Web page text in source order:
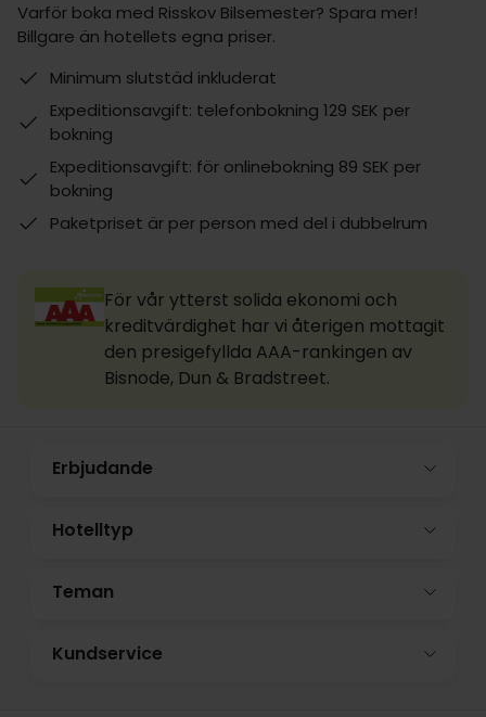
Varför boka med Risskov Bilsemester? Spara mer!
Billgare än hotellets egna priser.
Minimum slutstäd inkluderat
Expeditionsavgift: telefonbokning 129 SEK per
bokning
Expeditionsavgift: för onlinebokning 89 SEK per
bokning
Paketpriset är per person med del i dubbelrum
För vår ytterst solida ekonomi och
kreditvärdighet har vi återigen mottagit
den presigefyllda AAA-rankingen av
Bisnode, Dun & Bradstreet.
Erbjudande
Hotelltyp
Teman
Kundservice